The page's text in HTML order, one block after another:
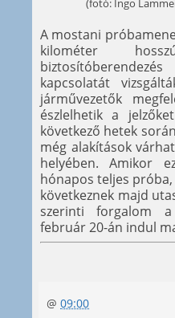
(fotó: Ingo
A mostani
kilométer
kapcsolatát
járművezetők
észlelhetik a
következő hetek
még alakítások
helyében. Amikor
hónapos teljes
következnek majd
szerinti forgalom
február 20-án indul
@ 09:00